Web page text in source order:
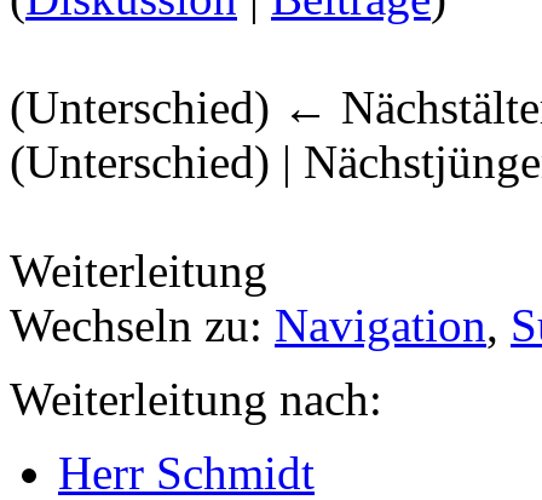
(Unterschied) ←
(Unterschied) |
Weiterleitung
Wechseln zu: Navigation,
Weiterleitung nach:
Herr Schmidt